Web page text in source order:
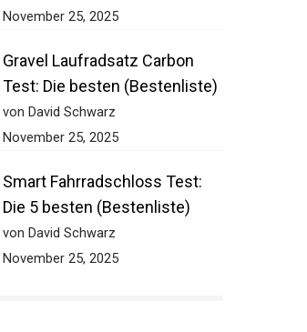
November 25, 2025
Gravel Laufradsatz Carbon
Test: Die besten (Bestenliste)
von David Schwarz
November 25, 2025
Smart Fahrradschloss Test:
Die 5 besten (Bestenliste)
von David Schwarz
November 25, 2025